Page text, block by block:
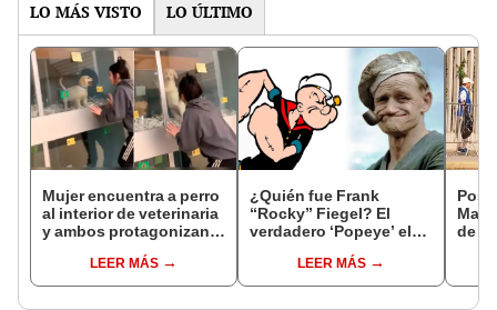
LO MÁS VISTO LO ÚLTIMO
Mujer encuentra a perro
al interior de veterinaria
y ambos protagonizan
[VIDEO]LEER MÁS
¿Quién fue Frank
“Rocky” Fiegel? El
verdadero ‘Popeye’ el
LEER MÁS
de